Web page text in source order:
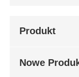
Produkt
Nowe